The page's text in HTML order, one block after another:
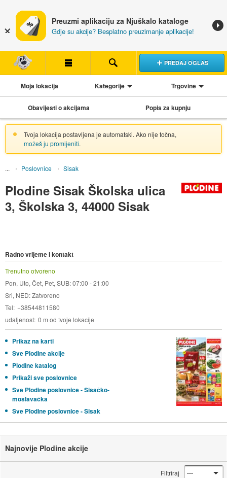
Preuzmi aplikaciju za Njuškalo kataloge
Gdje su akcije? Besplatno preuzimanje aplikacije!
PREDAJ OGLAS
Moja lokacija Kategorije Trgovine
Obavijesti o akcijama Popis za kupnju
Tvoja lokacija postavljena je automatski. Ako nije točna,
možeš ju promijeniti.
Poslovnice Sisak
Plodine Sisak Školska ulica
3, Školska 3, 44000 Sisak
Radno vrijeme i kontakt
Trenutno otvoreno
Pon, Uto, Čet, Pet, SUB: 07:00 - 21:00
Sri, NED: Zatvoreno
Tel +38544811580
udaljenost 0 m od tvoje lokacije
Prikaz na karti
Sve Plodine akcije
Plodine katalog
Prikaži sve poslovnice
Sve Plodine poslovnice - Sisačko-
moslavačka
Sve Plodine poslovnice - Sisak
Najnovije Plodine akcije
Filtriraj